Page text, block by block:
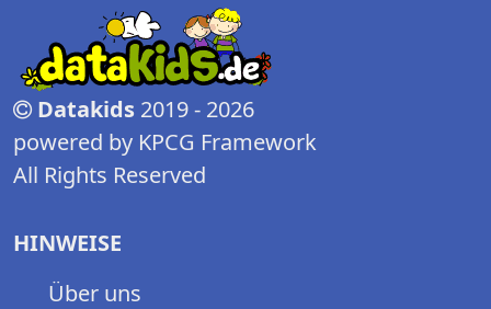
Datakids 2019 - 2026
powered by KPCG Framework
All Rights Reserved
HINWEISE
Über uns